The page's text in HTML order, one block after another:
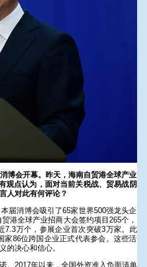
博会开幕。昨天，海南自贸港全球产业
观点认为，面对当前关税战、贸易战阴
人对此有何评论？
届消博会吸引了65家世界500强龙头企
港全球产业招商大会签约项目265个，
7.3万个，参展企业首次突破3万家。此
家86位跨国企业正式代表参会。这些活
的决心和信心。
。2017年以来，全国外资准入负面清单